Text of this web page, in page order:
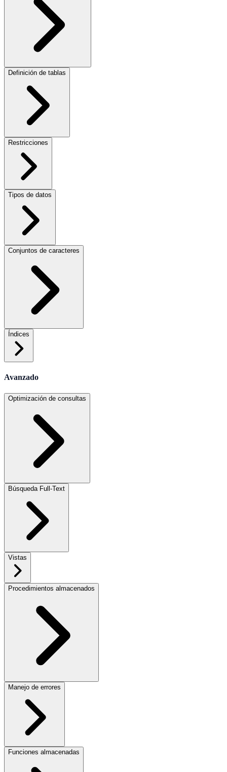
Definición de tablas
Restricciones
Tipos de datos
Conjuntos de caracteres
Índices
Avanzado
Optimización de consultas
Búsqueda Full-Text
Vistas
Procedimientos almacenados
Manejo de errores
Funciones almacenadas